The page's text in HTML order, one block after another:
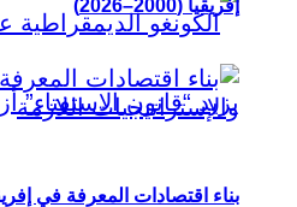
إفريقيا (2000–2026)
بناء اقتصادات المعرفة في